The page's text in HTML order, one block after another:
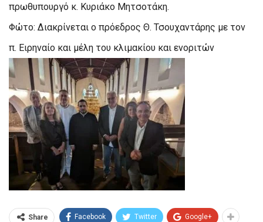
πρωθυπουργό κ. Κυριάκο Μητσοτάκη.
Φώτο: Διακρίνεται ο πρόεδρος Θ. Τσουχαντάρης με τον
π. Ειρηναίο και μέλη του κλιμακίου και ενοριτών
Share Facebook Twitter Google+